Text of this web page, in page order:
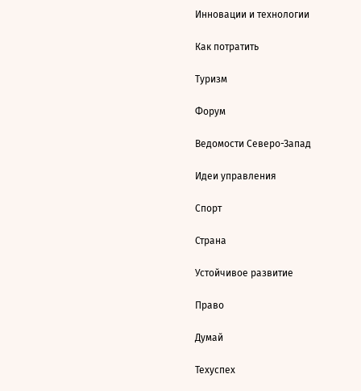
Инновации и технологии
Как потратить
Туризм
Форум
Ведомости Северо-Запад
Идеи управления
Спорт
Страна
Устойчивое развитие
Право
Думай
Техуспех